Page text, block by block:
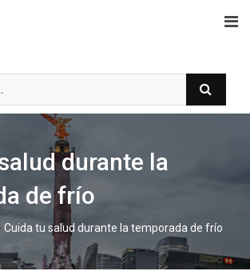
durante la
de frío
Cuida tu salud durante la temporada de frío